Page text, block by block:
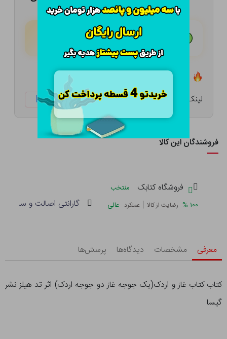
هـر قسط با تــرب‌پــی:
تعداد ۳ عدد در انبار موجود است
لینک کوتاه: ketabtala.com/sbp-7438
فروشندگان این کالا
فروشگاه کتابک
منتخب
۱۰۰ % رضایت از کالا | عملکرد عالی گارانتی اصالت و سلامت
معرفی مشخصات دیدگاه‌ها پرسش‌ها
کتاب کتاب غاز و اردک(یک جوجه غاز دو جوجه اردک) اثر تد هیلز نشر
گیسا